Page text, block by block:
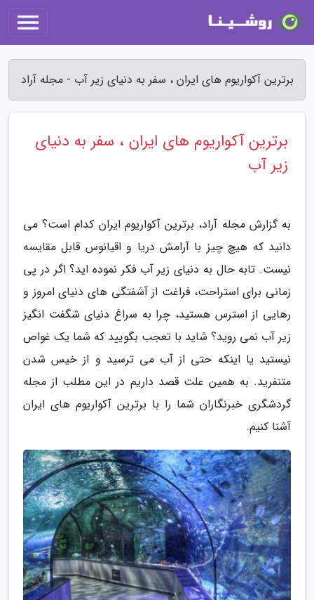
برترین آکواریوم های ایران ، سفر به دنیای زیر آب - مجله آراد
برترین آکواریوم های ایران ، سفر به دنیای
زیر آب
به گزارش مجله آراد، برترین آکواریوم ایران کدام است؟ می
دانید که هیچ چیز با آرامش دریا و اقیانوس قابل مقایسه
نیست. تابه حال به دنیای زیر آب فکر نموده اید؟ اگر در پی
زمانی برای استراحت، فراغت از آشفتگی های دنیای امروز و
رهایی از استرس هستید، چرا به سراغ دنیای شگفت انگیز
زیر آب نمی روید؟ شاید با تعجب بگویید که شما یک غواص
نیستید یا اینکه حتی از آب می ترسید و از خیس شدن
متنفرید. به همین علت قصد داریم در این مطلب از مجله
گردشگری خبرنگاران شما را با برترین آکواریوم های ایران
آشنا کنیم.